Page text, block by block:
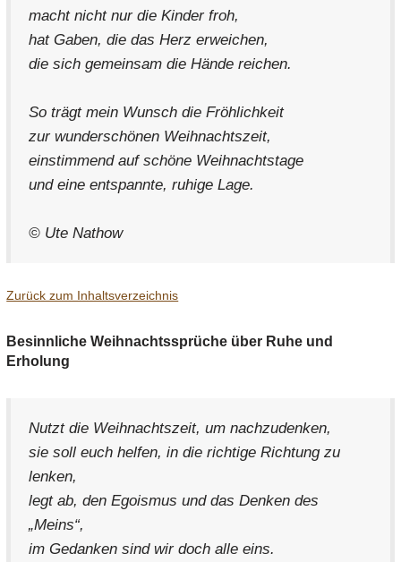
macht nicht nur die Kinder froh,
hat Gaben, die das Herz erweichen,
die sich gemeinsam die Hände reichen.
So trägt mein Wunsch die Fröhlichkeit
zur wunderschönen Weihnachtszeit,
einstimmend auf schöne Weihnachtstage
und eine entspannte, ruhige Lage.
© Ute Nathow
Zurück zum Inhaltsverzeichnis
Besinnliche Weihnachtssprüche über Ruhe und
Erholung
Nutzt die Weihnachtszeit, um nachzudenken,
sie soll euch helfen, in die richtige Richtung zu
lenken,
legt ab, den Egoismus und das Denken des
„Meins“,
im Gedanken sind wir doch alle eins.